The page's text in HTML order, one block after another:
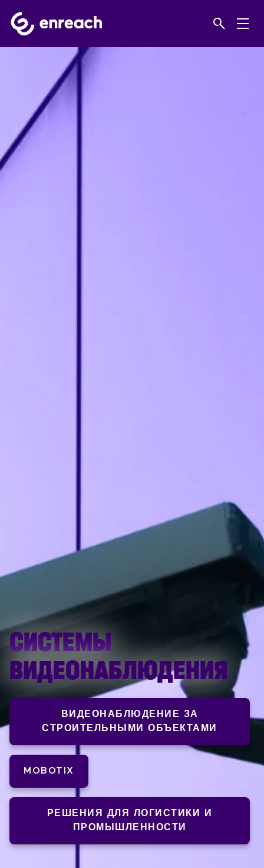
Home Системы видеонаблюдение
СИСТЕМЫ
ВИДЕОНАБЛЮДЕНИЯ
ВИДЕОНАБЛЮДЕНИЕ ЗА
СТРОИТЕЛЬНЫМИ ОБЪЕКТАМИ
MOBOTIX
РЕШЕНИЯ ДЛЯ ЛОГИСТИКИ И
ПРОМЫШЛЕННОСТИ